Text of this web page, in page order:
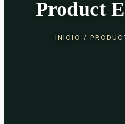
Product
INICIO /